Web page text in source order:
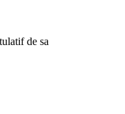
de sa